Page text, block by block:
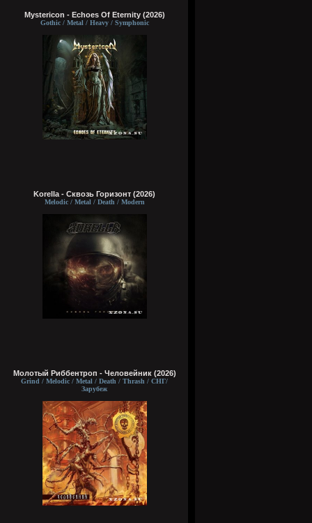
Mystericon - Echoes Of Eternity (2026)
Gothic / Metal / Heavy / Symphonic
Korella - Сквозь Горизонт (2026)
Melodic / Metal / Death / Modern
Молотый Риббентроп - Человейник (2026)
Grind / Melodic / Metal / Death / Thrash / СНГ/
Зарубеж